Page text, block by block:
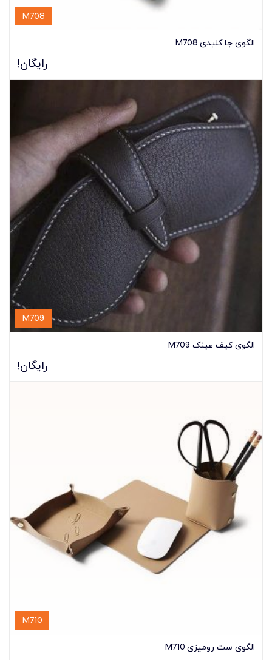
M708
الگوی جا کلیدی M708
رایگان!
M709
الگوی کیف عینک M709
رایگان!
M710
الگوی ست رومیزی M710